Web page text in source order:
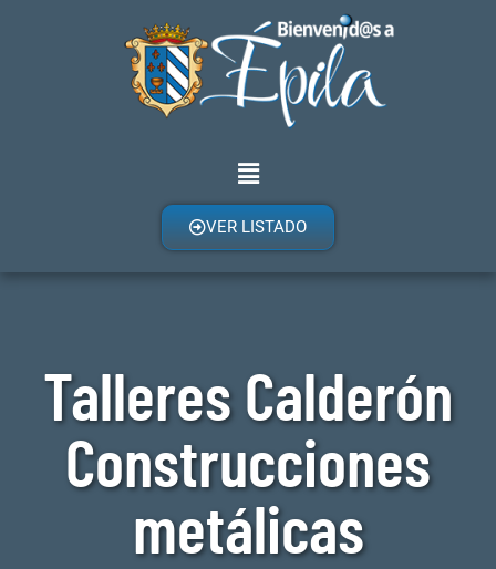
VER LISTADO
Talleres Calderón
Construcciones
metálicas